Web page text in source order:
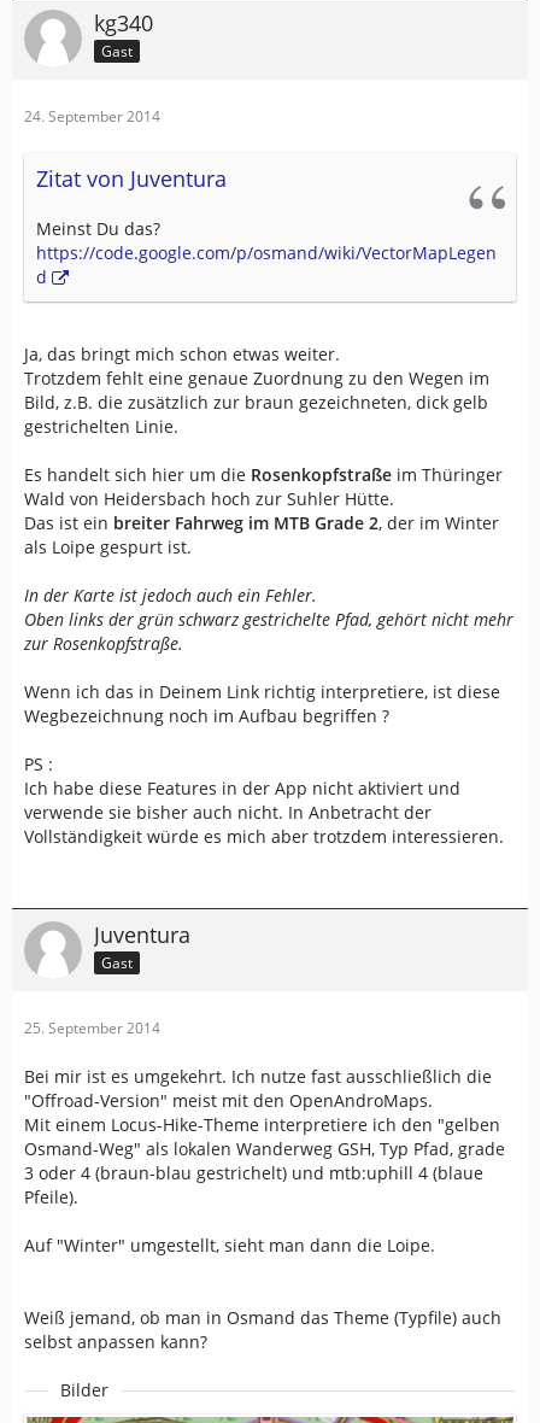
kg340
Gast
24. September 2014
Zitat von Juventura
Meinst Du das?
https://code.google.com/p/osmand/wiki/VectorMapLegen
d
Ja, das bringt mich schon etwas weiter.
Trotzdem fehlt eine genaue Zuordnung zu den Wegen im
Bild, z.B. die zusätzlich zur braun gezeichneten, dick gelb
gestrichelten Linie.
Es handelt sich hier um die Rosenkopfstraße im Thüringer
Wald von Heidersbach hoch zur Suhler Hütte.
Das ist ein breiter Fahrweg im MTB Grade 2, der im Winter
als Loipe gespurt ist.
In der Karte ist jedoch auch ein Fehler.
Oben links der grün schwarz gestrichelte Pfad, gehört nicht mehr
zur Rosenkopfstraße.
Wenn ich das in Deinem Link richtig interpretiere, ist diese
Wegbezeichnung noch im Aufbau begriffen ?
PS :
Ich habe diese Features in der App nicht aktiviert und
verwende sie bisher auch nicht. In Anbetracht der
Vollständigkeit würde es mich aber trotzdem interessieren.
Juventura
Gast
25. September 2014
Bei mir ist es umgekehrt. Ich nutze fast ausschließlich die
"Offroad-Version" meist mit den OpenAndroMaps.
Mit einem Locus-Hike-Theme interpretiere ich den "gelben
Osmand-Weg" als lokalen Wanderweg GSH, Typ Pfad, grade
3 oder 4 (braun-blau gestrichelt) und mtb:uphill 4 (blaue
Pfeile).
Auf "Winter" umgestellt, sieht man dann die Loipe.
Weiß jemand, ob man in Osmand das Theme (Typfile) auch
selbst anpassen kann?
Bilder